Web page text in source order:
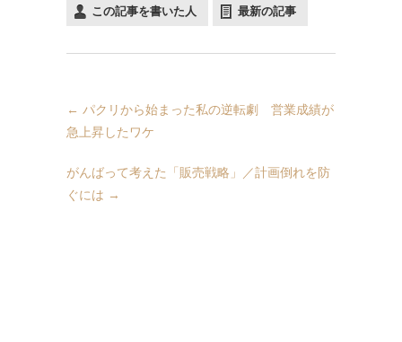
この記事を書いた人 最新の記事
← パクリから始まった私の逆転劇 営業成績が
急上昇したワケ
がんばって考えた「販売戦略」／計画倒れを防
ぐには →